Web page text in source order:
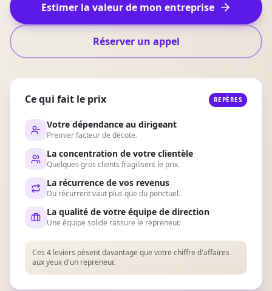
Estimer la valeur de mon entreprise
Réserver un appel
Ce qui fait le prix REPÈRES
Votre dépendance au dirigeant
Premier facteur de décote.
La concentration de votre clientèle
Quelques gros clients fragilisent le prix.
La récurrence de vos revenus
Du récurrent vaut plus que du ponctuel.
La qualité de votre équipe de direction
Une équipe solide rassure le repreneur.
Ces 4 leviers pèsent davantage que votre chiffre d'affaires
aux yeux d'un repreneur.